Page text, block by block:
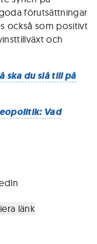
förutsättningar
också som positivt
och
ska du slå till på
Vad
länk